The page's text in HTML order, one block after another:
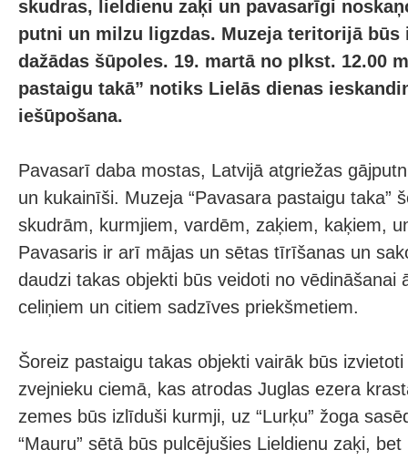
skudras, lieldienu zaķi un pavasarīgi
putni un milzu ligzdas. Muzeja teritorijā būs
dažādas šūpoles. 19. martā no plkst. 12.00
pastaigu takā” notiks Lielās dienas
iešūpošana.
Pavasarī daba mostas, Latvijā atgriežas
un kukainīši. Muzeja “Pavasara pastaigu taka”
skudrām, kurmjiem, vardēm, zaķiem, kaķiem,
Pavasaris ir arī mājas un sētas tīrīšanas un
daudzi takas objekti būs veidoti no vēdināšanai
celiņiem un citiem sadzīves priekšmetiem.
Šoreiz pastaigu takas objekti vairāk būs
zvejnieku ciemā, kas atrodas Juglas ezera
zemes būs izlīduši kurmji, uz “Lurķu” žoga
“Mauru” sētā būs pulcējušies Lieldienu zaķi,